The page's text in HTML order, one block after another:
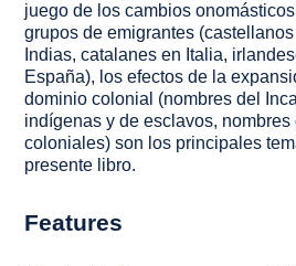
juego de los cambios
grupos de emigrantes
Indias, catalanes en Italia,
España), los efectos de la
dominio colonial (nombres del
indígenas y de esclavos,
coloniales) son los principales
presente libro.
Features